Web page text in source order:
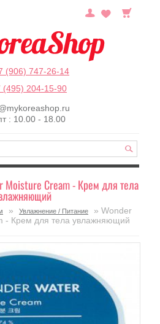
(906) 747-26-14
(495) 204-15-90
: 10.00 - 18.00
Moisture Cream - Крем для тела
» Увлажнение / Питание
» Wonder
- Крем для тела увлажняющий